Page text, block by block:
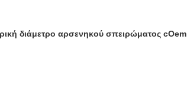
διάμετρο αρσενηκού σπειρώματος cOem